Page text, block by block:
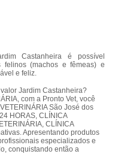
Castanheira é possível
felinos (machos e fêmeas) e
e feliz.
Jardim Castanheira?
com a Pronto Vet, você
São José dos
HORAS, CLÍNICA
CLÍNICA
Apresentando produtos
especializados e
conquistando então a